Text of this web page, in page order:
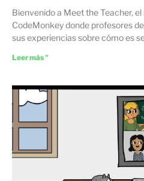
Bienvenido a Meet the Teacher,
CodeMonkey donde profesores
sus experiencias sobre cómo es
Leer más "